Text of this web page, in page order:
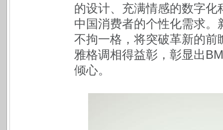
的设计、充满情感的数字
中国消费者的个性化需求
不拘一格，将突破革新的
雅格调相得益彰，彰显出
倾心。